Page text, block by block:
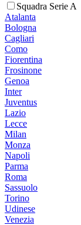
Squadra Serie A
Atalanta
Bologna
Cagliari
Como
Fiorentina
Frosinone
Genoa
Inter
Juventus
Lazio
Lecce
Milan
Monza
Napoli
Parma
Roma
Sassuolo
Torino
Udinese
Venezia